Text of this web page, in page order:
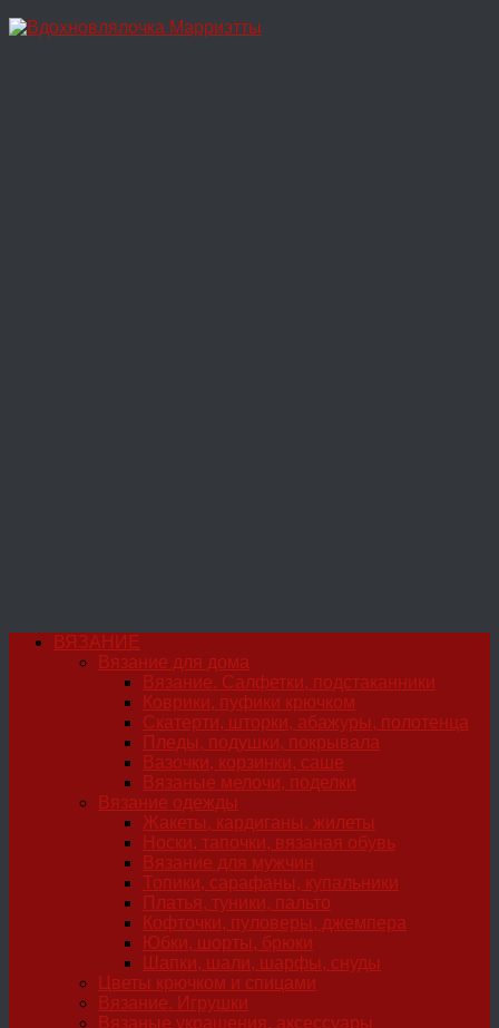
Перейти
ВЯЗАНИЕ
Вязание для дома
Вязание. Салфетки, подстаканники
Коврики, пуфики крючком
Скатерти, шторки, абажуры, полотенца
Пледы, подушки, покрывала
Вазочки, корзинки, саше
Вязаные мелочи, поделки
Вязание одежды
Жакеты, кардиганы, жилеты
Носки, тапочки, вязаная обувь
Вязание для мужчин
Топики, сарафаны, купальники
Платья, туники, пальто
Кофточки, пуловеры, джемпера
Юбки, шорты, брюки
Шапки, шали, шарфы, снуды
Цветы крючком и спицами
Вязание. Игрушки
Вязаные украшения, аксессуары